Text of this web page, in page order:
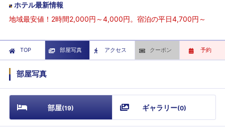
ホテル最新情報
地域最安値！2時間2,000円～4,000円。宿泊の平日4,700円～
TOP 部屋写真 アクセス クーポン 予約
部屋写真
部屋(19) ギャラリー(0)